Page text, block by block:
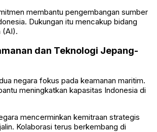
membantu pengembangan sumber
Dukungan itu mencakup bidang
(AI).
dan Teknologi Jepang-
negara fokus pada keamanan maritim.
meningkatkan kapasitas Indonesia di
mencerminkan kemitraan strategis
Kolaborasi terus berkembang di